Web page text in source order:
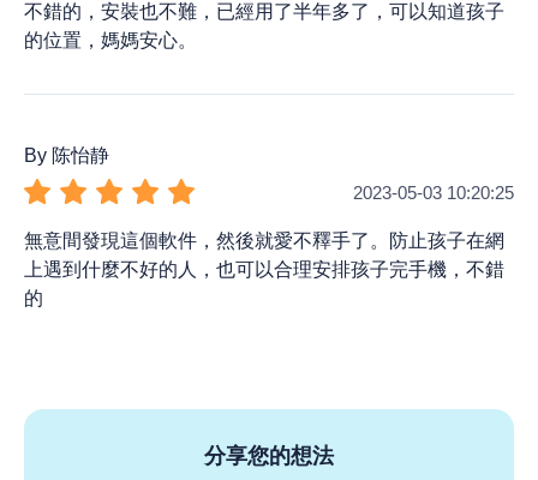
不錯的，安裝也不難，已經用了半年多了，可以知道孩子
的位置，媽媽安心。
2023-05-03 10:20:25
無意間發現這個軟件，然後就愛不釋手了。防止孩子在網
上遇到什麼不好的人，也可以合理安排孩子完手機，不錯
的
By 陈怡静
分享您的想法